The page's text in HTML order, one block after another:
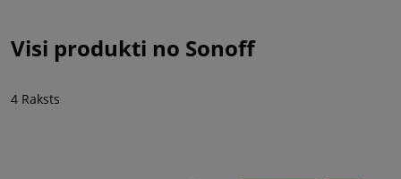
Visi produkti no Sonoff
4 Raksts